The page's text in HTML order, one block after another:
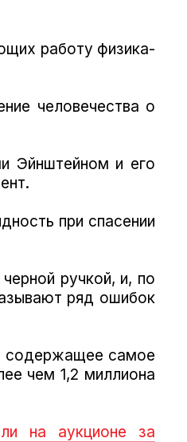
работу физика-
человечества о
Эйнштейном и его
при спасении
ручкой, и, по
ряд ошибок
содержащее самое
чем 1,2 миллиона
на аукционе за